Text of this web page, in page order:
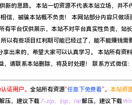
新的思路。 本站一切资源不代表本站立场，并不
信，被骗本站概不负责！ 本网站部分内容只做
有平台仅供展示，本站不对平台真实性负责，站
以有些项目红利期可能已经过了，能不能赚钱
出来的，希望大家可以认真学习。 本站所有资
，请联系本站删除，将及时处理！ 联系方式微信
证用户。 全站所有资源“任意下免费看”。 本站资
压，建议下载 7-zip，zip、rar解压，建议下载